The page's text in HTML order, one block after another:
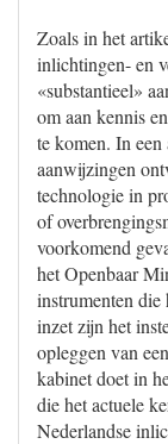
Zoals in het
inlichtingen- en
«substantieel»
om aan kennis
te komen. In een
aanwijzingen
technologie in
of
voorkomend
het Openbaar
instrumenten
inzet zijn het
opleggen van
kabinet doet in
die het actuele
Nederlandse